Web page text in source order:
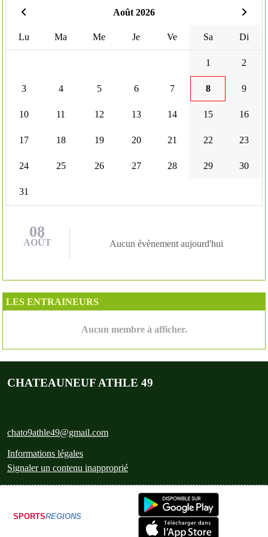
Août 2026
Lu Ma Me Je Ve Sa Di
1 2
3 4 5 6 7 8 9
10 11 12 13 14 15 16
17 18 19 20 21 22 23
24 25 26 27 28 29 30
31
08
AOÛT Aucun évènement aujourd'hui
LES ENTRAINEURS
Aucun membre à afficher.
CHATEAUNEUF ATHLE 49
chato9athle49@gmail.com
Informations légales
Signaler un contenu inapproprié
SPORTSREGIONS